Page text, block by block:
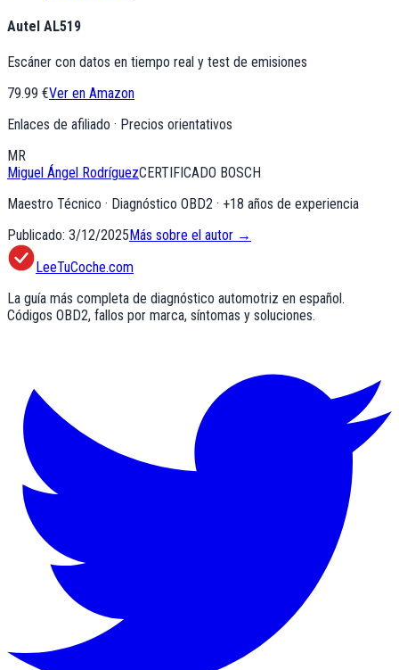
Autel AL519
Escáner con datos en tiempo real y test de emisiones
79.99 €Ver en Amazon
Enlaces de afiliado · Precios orientativos
MR
Miguel Ángel RodríguezCERTIFICADO BOSCH
Maestro Técnico · Diagnóstico OBD2 · +18 años de experiencia
Publicado: 3/12/2025Más sobre el autor →
LeeTuCoche.com
La guía más completa de diagnóstico automotriz en español.
Códigos OBD2, fallos por marca, síntomas y soluciones.